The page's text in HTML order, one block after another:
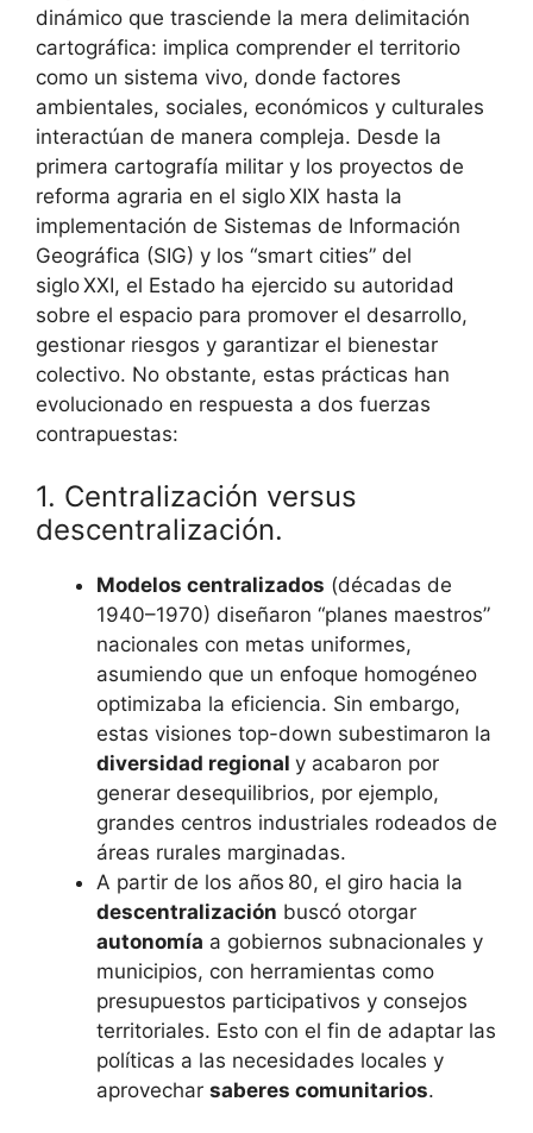
dinámico que trasciende la mera delimitación
cartográfica: implica comprender el territorio
como un sistema vivo, donde factores
ambientales, sociales, económicos y culturales
interactúan de manera compleja. Desde la
primera cartografía militar y los proyectos de
reforma agraria en el siglo XIX hasta la
implementación de Sistemas de Información
Geográfica (SIG) y los “smart cities” del
siglo XXI, el Estado ha ejercido su autoridad
sobre el espacio para promover el desarrollo,
gestionar riesgos y garantizar el bienestar
colectivo. No obstante, estas prácticas han
evolucionado en respuesta a dos fuerzas
contrapuestas:
1. Centralización versus
descentralización.
Modelos centralizados (décadas de
1940–1970) diseñaron “planes maestros”
nacionales con metas uniformes,
asumiendo que un enfoque homogéneo
optimizaba la eficiencia. Sin embargo,
estas visiones top-down subestimaron la
diversidad regional y acabaron por
generar desequilibrios, por ejemplo,
grandes centros industriales rodeados de
áreas rurales marginadas.
A partir de los años 80, el giro hacia la
descentralización buscó otorgar
autonomía a gobiernos subnacionales y
municipios, con herramientas como
presupuestos participativos y consejos
territoriales. Esto con el fin de adaptar las
políticas a las necesidades locales y
aprovechar saberes comunitarios.